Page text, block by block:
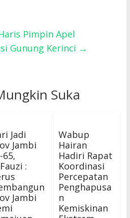
Pimpin Apel
Gunung Kerinci →
Suka
Jadi
Jambi
65,
:
Jambi
Wabup
Hairan
Hadiri Rapat
Koordinasi
Percepatan
Penghapusa
n
Kemiskinan